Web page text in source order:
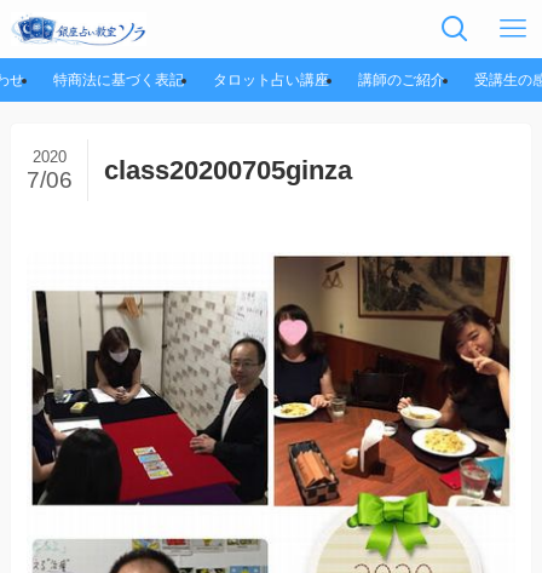
せ 特商法に基づく表記 タロット占い講座 講師のご紹介 受講生の
class20200705ginza
2020
7/06